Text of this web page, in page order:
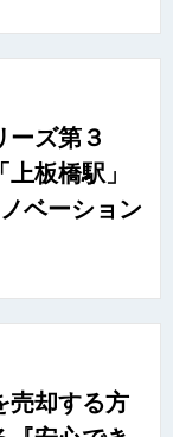
ーズ第３
板橋駅」
ベーション
売却する方